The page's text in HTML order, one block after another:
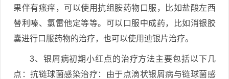
果伴有瘙痒，可以使用抗组胺药物口服，比如盐酸左西
替利嗪、氯雷他定等等。可以口服中成药，比如消银胶
囊进行口服药物的治疗，也可以使用迪银片治疗。
3、银屑病初期小红点的治疗方法主要包括以下几
点：抗链球菌感染治疗：由于点滴状银屑病与链球菌感